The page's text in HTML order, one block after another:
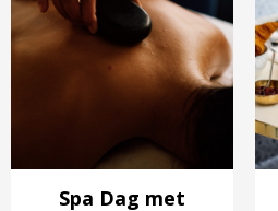
Spa Dag met